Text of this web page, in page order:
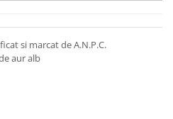
si marcat de A.N.P.C.
aur alb